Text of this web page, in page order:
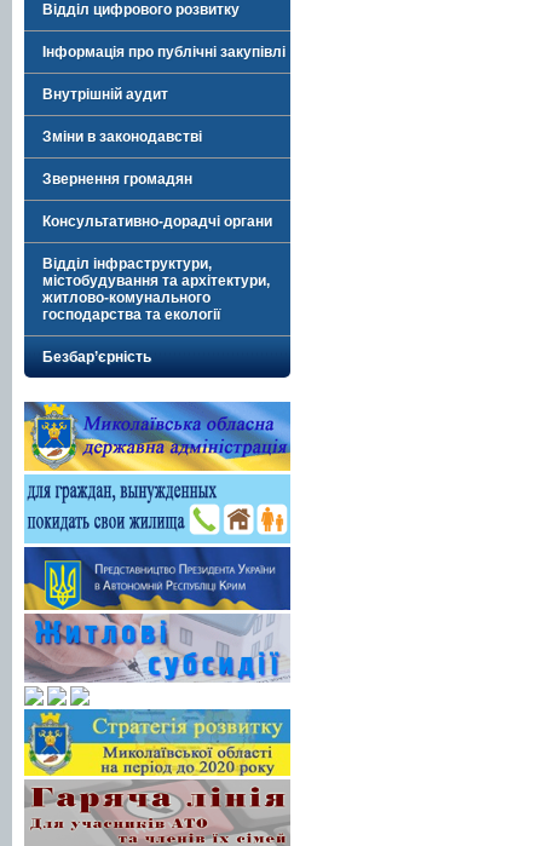
Відділ цифрового розвитку
Інформація про публічні закупівлі
Внутрішній аудит
Зміни в законодавстві
Звернення громадян
Консультативно-дорадчі органи
Відділ інфраструктури,
містобудування та архітектури,
житлово-комунального
господарства та екології
Безбар’єрність